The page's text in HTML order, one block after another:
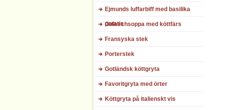
Ejmunds luffarbiff med basilika
potatis
Gulaschsoppa med köttfärs
Fransyska stek
Porterstek
Gotländsk köttgryta
Favoritgryta med örter
Köttgryta på italienskt vis